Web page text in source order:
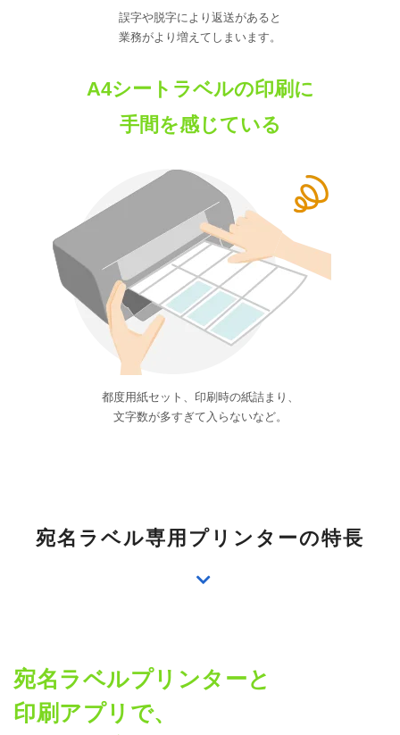
誤字や脱字により返送があると
業務がより増えてしまいます。
A4シートラベルの印刷に
手間を感じている
都度用紙セット、印刷時の紙詰まり、
文字数が多すぎて入らないなど。
宛名ラベル専用プリンターの特長
宛名ラベルプリンターと
印刷アプリで、